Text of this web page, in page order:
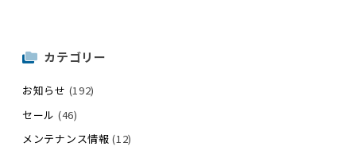
カテゴリー
お知らせ (192)
セール (46)
メンテナンス情報 (12)